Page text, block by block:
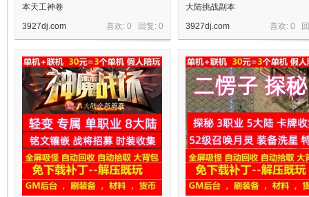
本天工神卷
喜欢: 0 回复: 0
3927dj.com
大陆挑战副本
喜欢: 0
3927dj.com